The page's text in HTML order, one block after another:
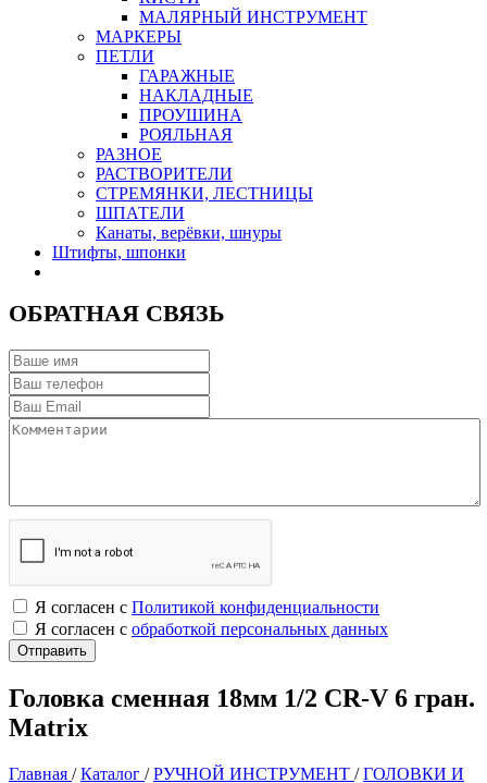
МАЛЯРНЫЙ ИНСТРУМЕНТ
МАРКЕРЫ
ПЕТЛИ
ГАРАЖНЫЕ
НАКЛАДНЫЕ
ПРОУШИНА
РОЯЛЬНАЯ
РАЗНОЕ
РАСТВОРИТЕЛИ
СТРЕМЯНКИ, ЛЕСТНИЦЫ
ШПАТЕЛИ
Канаты, верёвки, шнуры
Штифты, шпонки
ОБРАТНАЯ СВЯЗЬ
Я согласен с Политикой конфиденциальности
Я согласен с обработкой персональных данных
Головка сменная 18мм 1/2 CR-V 6 гран.
Matrix
Главная /Каталог /РУЧНОЙ ИНСТРУМЕНТ /ГОЛОВКИ И